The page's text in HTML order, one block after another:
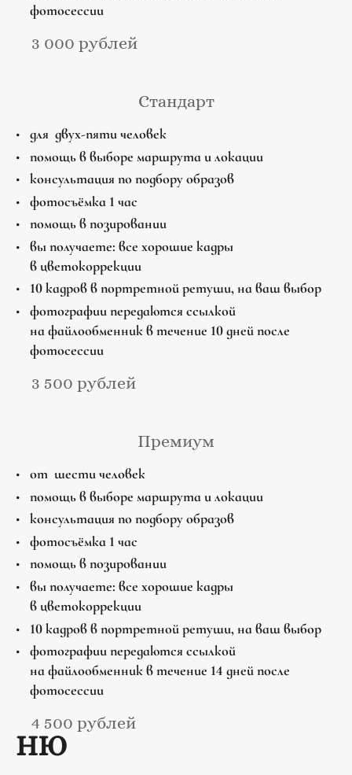
фотосессии
3 000 рублей
Стандарт
для двух-пяти человек
помощь в выборе маршрута и локации
консультация по подбору образов
фотосъёмка 1 час
помощь в позировании
вы получаете: все хорошие кадры
в цветокоррекции
10 кадров в портретной ретуши, на ваш выбор
фотографии передаются ссылкой
на файлообменник в течение 10 дней после
фотосессии
3 500 рублей
Премиум
от шести человек
помощь в выборе маршрута и локации
консультация по подбору образов
фотосъёмка 1 час
помощь в позировании
вы получаете: все хорошие кадры
в цветокоррекции
10 кадров в портретной ретуши, на ваш выбор
фотографии передаются ссылкой
на файлообменник в течение 14 дней после
фотосессии
4 500 рублей
НЮ